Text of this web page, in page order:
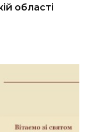
області